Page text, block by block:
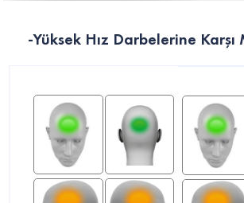
-Yüksek Hız Darbelerine